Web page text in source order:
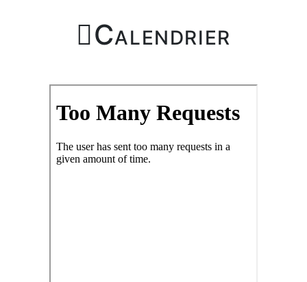
Calendrier